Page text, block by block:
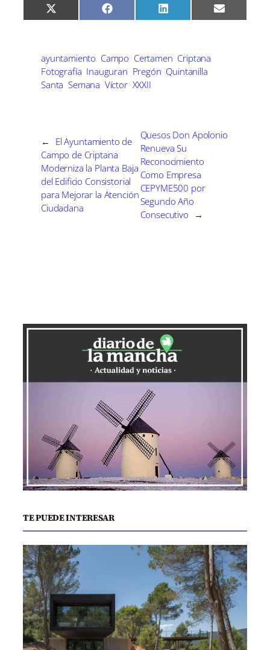
C
o
r
i
r
X
(
t
e
r
C
o
r
i
r
F
a
o
k
C
o
r
t
i
L
i
d
I
n
C
o
E
m
ayuntamiento Campo Certamen Criptana
Fotografía Inauguran Pregón Quintanilla
Santa Semana Víctor XXXII
←
El Ayuntamiento de
Campo de Criptana
Moderniza la Planta Baja
del Edificio Consistorial
para Mejorar la Atención
Ciudadana
Quesos Don Apolonio
Renueva Su
Reconocimiento
Como Empresa
CEPYME500 por
Segundo Año
Consecutivo
→
TE PUEDE INTERESAR